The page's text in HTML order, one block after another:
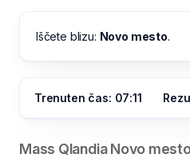
Iščete blizu: Novo mesto.
Trenuten čas: 07:11
Mass Qlandia Novo